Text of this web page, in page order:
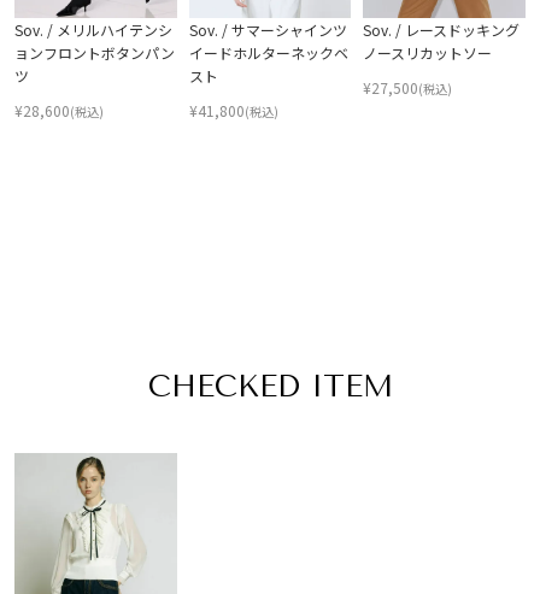
Sov. / メリルハイテンシ
ョンフロントボタンパン
ツ
¥28,600(税込)
Sov. / サマーシャインツ
イードホルターネックベ
スト
¥41,800(税込)
Sov. / レースドッキング
ノースリカットソー
¥27,500(税込)
CHECKED ITEM